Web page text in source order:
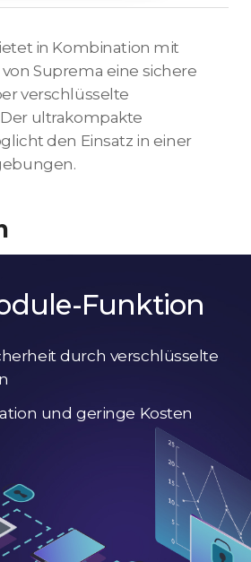
in Kombination mit
Suprema eine sichere
verschlüsselte
ultrakompakte
den Einsatz in einer
Funktion
durch verschlüsselte
und geringe Kosten